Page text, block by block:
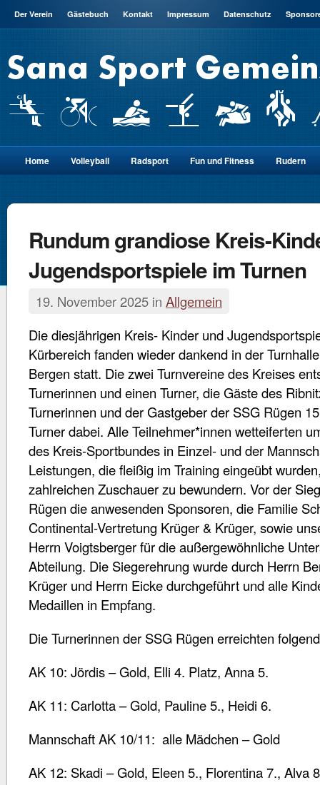
Der Verein Gästebuch Kontakt Impressum Datenschutz
Home Volleyball Radsport Fun und Fitness Rudern
Rundum grandiose Kreis-
Jugendsportspiele im Turnen
19. November 2025 in Allgemein
Die diesjährigen Kreis- Kinder und
Kürbereich fanden wieder dankend in der
Bergen statt. Die zwei Turnvereine des Kreises
Turnerinnen und einen Turner, die Gäste des
Turnerinnen und der Gastgeber der SSG Rügen
Turner dabei. Alle Teilnehmer*innen wetteiferten
des Kreis-Sportbundes in Einzel- und der
Leistungen, die fleißig im Training eingeübt
zahlreichen Zuschauer zu bewundern. Vor der
Rügen die anwesenden Sponsoren, die Familie
Continental-Vertretung Krüger & Krüger, sowie
Herrn Voigtsberger für die außergewöhnliche
Abteilung. Die Siegerehrung wurde durch Herrn
Krüger und Herrn Eicke durchgeführt und alle
Medaillen in Empfang.
Die Turnerinnen der SSG Rügen erreichten
AK 10: Jördis – Gold, Elli 4. Platz, Anna 5.
AK 11: Carlotta – Gold, Pauline 5., Heidi 6.
Mannschaft AK 10/11: alle Mädchen – Gold
AK 12: Skadi – Gold, Eleen 5., Florentina 7., Alva